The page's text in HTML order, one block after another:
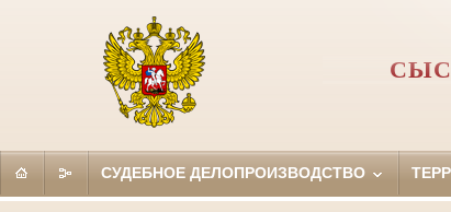
СУДЕБНОЕ ДЕЛОПРОИЗВОДСТВО